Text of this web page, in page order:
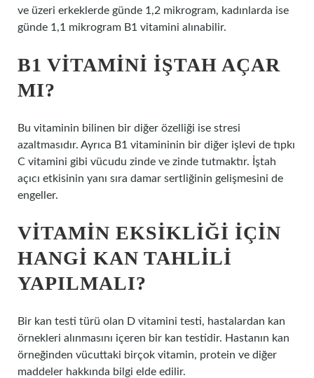
ve üzeri erkeklerde günde 1,2 mikrogram, kadınlarda ise
günde 1,1 mikrogram B1 vitamini alınabilir.
B1 VITAMINI IŞTAH AÇAR
MI?
Bu vitaminin bilinen bir diğer özelliği ise stresi
azaltmasıdır. Ayrıca B1 vitamininin bir diğer işlevi de tıpkı
C vitamini gibi vücudu zinde ve zinde tutmaktır. İştah
açıcı etkisinin yanı sıra damar sertliğinin gelişmesini de
engeller.
VITAMIN EKSIKLIĞI IÇIN
HANGI KAN TAHLILI
YAPILMALI?
Bir kan testi türü olan D vitamini testi, hastalardan kan
örnekleri alınmasını içeren bir kan testidir. Hastanın kan
örneğinden vücuttaki birçok vitamin, protein ve diğer
maddeler hakkında bilgi elde edilir.